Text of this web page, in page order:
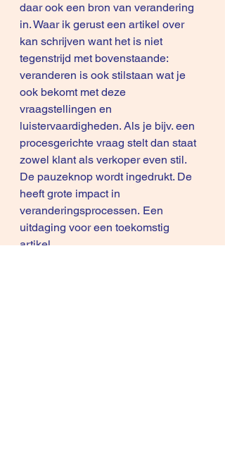
daar ook een bron van verandering
in. Waar ik gerust een artikel over
kan schrijven want het is niet
tegenstrijd met bovenstaande:
veranderen is ook stilstaan wat je
ook bekomt met deze
vraagstellingen en
luistervaardigheden. Als je bijv. een
procesgerichte vraag stelt dan staat
zowel klant als verkoper even stil.
De pauzeknop wordt ingedrukt. De
heeft grote impact in
veranderingsprocessen. Een
uitdaging voor een toekomstig
artikel.